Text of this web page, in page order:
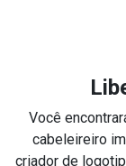
Você
cabeleireiro
criador de